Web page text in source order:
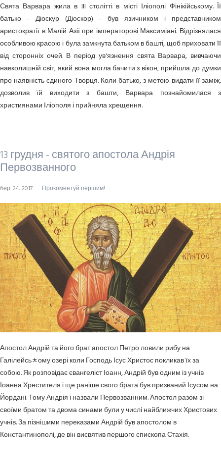
Свята Варвара жила в III столітті в місті Іліополі Фінікійському. Її
батько - Діоскур (Діоскор) - був язичником і представником
аристократії в Малій Азії при імператорові Максиміані. Відрі­знялася
особливою красою і була замкнута батьком в башті, щоб приховати її
від сторонніх очей. В період ув'язнення свята Варвара, вивчаючи
навколишній світ, який вона могла бачити з вікон, прийшла до думки
про наявність єдиного Творця. Коли батько, з метою видати її заміж,
дозволив їй виходити з башти, Варвара познайомилася з
християнами Іліополя і прийняла хрещення.
13 грудня - святого апостола Андрія
Первозванного
бер. 24, 2017 Прокоментуй першим!
Апостол Андрій та його брат апостол Петро ловили рибу на
Галілейсьﾺому озері коли Господь Ісус Христос покликав їх за
собою. Як розповідає євангеліст Іоанн, Андрій був одним із учнів
Іоанна Хрестителя і ще раніше свого брата був призваний Ісусом на
Йордані. Тому Андрія і назвали Первозванним. Апостол разом зі
своїми братом та двома синами були у числі найближчих Христових
учнів. За пізнішими переказами Андрій був апостолом в
Константинополі, де він висвятив першого єпископа Стахія.